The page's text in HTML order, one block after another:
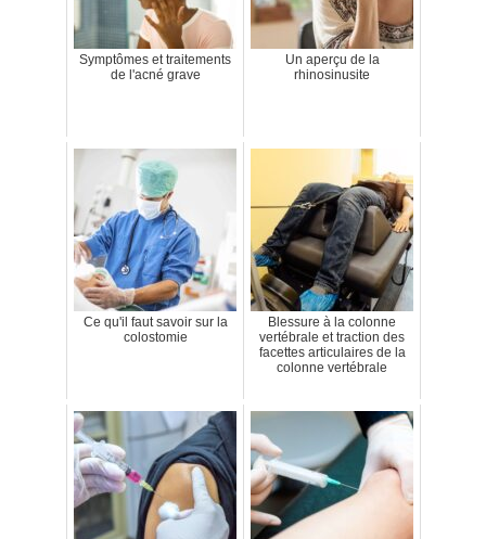
Symptômes et traitements
de l'acné grave
Un aperçu de la
rhinosinusite
Ce qu'il faut savoir sur la
colostomie
Blessure à la colonne
vertébrale et traction des
facettes articulaires de la
colonne vertébrale